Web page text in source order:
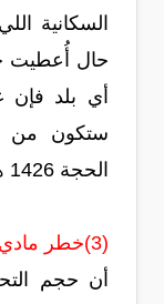
السكانية
حال أُعطيت
أي بلد
الحجة 1426 هـ)
(3)خطر مادي:
أن حجم